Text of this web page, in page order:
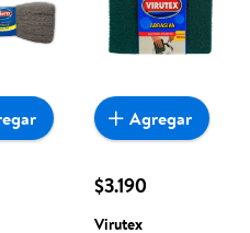
$3.190
Virutex
Agregar